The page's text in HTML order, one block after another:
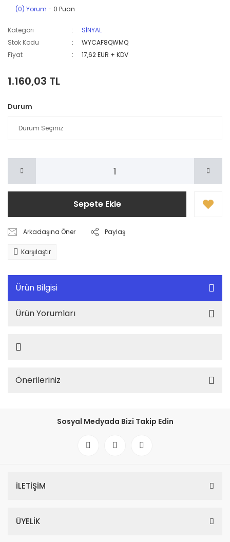
(0) Yorum - 0 Puan
Kategori
SİNYAL
Stok Kodu
WYCAF8QWMQ
Fiyat
17,62 EUR + KDV
1.160,03 TL
Durum
Sepete Ekle
Arkadaşına Öner Paylaş
Karşılaştır
Ürün Bilgisi
Ürün Yorumları
Önerileriniz
Sosyal Medyada Bizi Takip Edin
İLETİŞİM
ÜYELİK